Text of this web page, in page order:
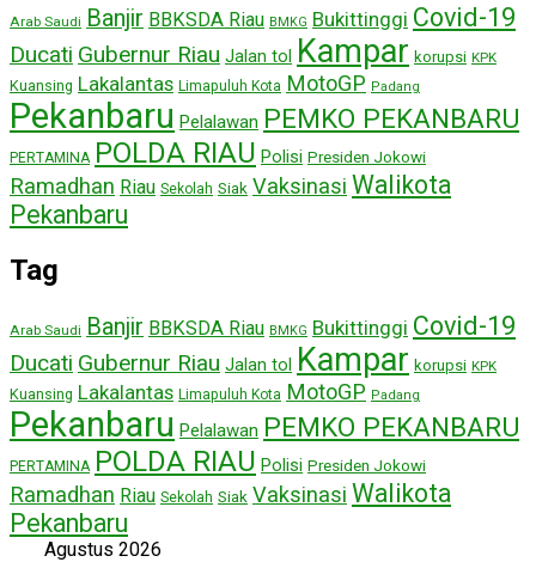
Arab Saudi Banjir BBKSDA Riau BMKG Bukittinggi Covid-19
Ducati Gubernur Riau Jalan tol Kampar korupsi KPK
Kuansing Lakalantas Limapuluh Kota MotoGP Padang
Pekanbaru Pelalawan PEMKO PEKANBARU
PERTAMINA POLDA RIAU Polisi Presiden Jokowi
Ramadhan Riau Sekolah Siak Vaksinasi Walikota
Pekanbaru
Tag
Arab Saudi Banjir BBKSDA Riau BMKG Bukittinggi Covid-19
Ducati Gubernur Riau Jalan tol Kampar korupsi KPK
Kuansing Lakalantas Limapuluh Kota MotoGP Padang
Pekanbaru Pelalawan PEMKO PEKANBARU
PERTAMINA POLDA RIAU Polisi Presiden Jokowi
Ramadhan Riau Sekolah Siak Vaksinasi Walikota
Pekanbaru
Agustus 2026